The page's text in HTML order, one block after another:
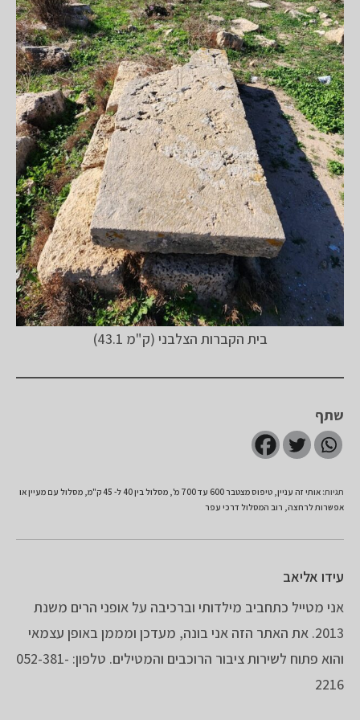
בית הקברות הצלבני (ק"מ 43.1)
שתף
תגיות: אותי זה עניין, טיפוס מצטבר 600 עד 700 מ' , מסלול בין 40 ל- 45 ק"מ , מסלול עם מעיין או
אפשרות לרחצה, רוב המסלול דרכי עפר
עידו אליאב
אני מטייל כתחביב מילדותי וברכיבה על אופני הרים משנת
2013. את האתר הזה אני בונה, מעדכן ומממן באופן עצמאי
והוא פתוח לשירות ציבור הרוכבים והמטילים. טלפון: 052-381-
2216